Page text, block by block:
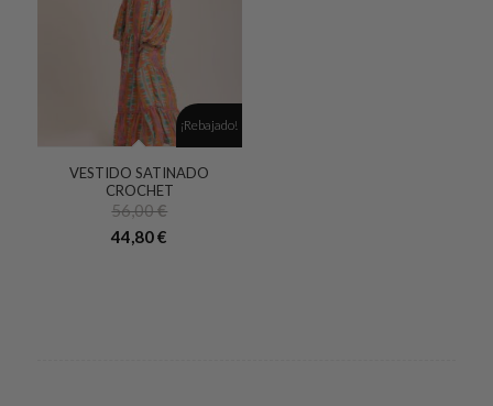
4.00
VESTIDO SATINADO
CROCHET
56,00€
44,80€
¡Rebajado!